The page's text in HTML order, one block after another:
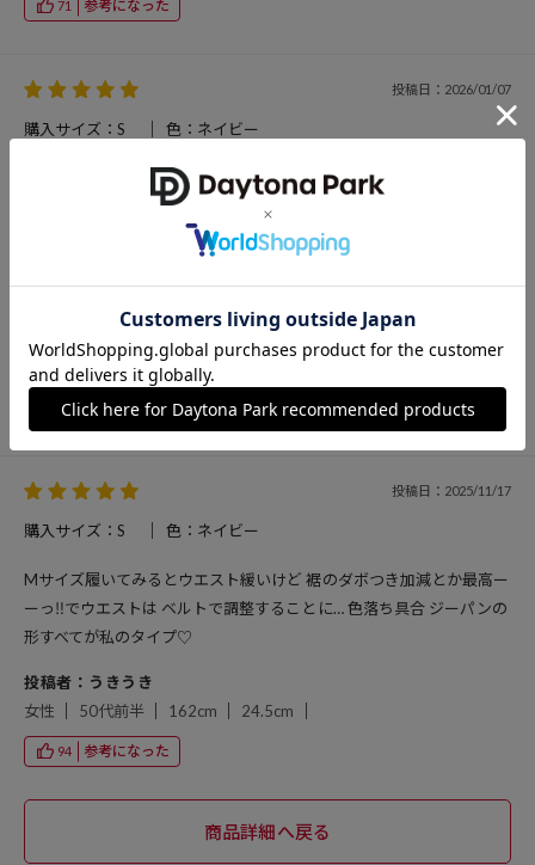
71 参考になった
投稿日：2026/01/07
購入サイズ：S 色：ネイビー
159cm、Sサイズで長さピッタリ！ラインも綺麗で買ってよかったで
す。お腹周りはお肉がついちゃってるので、余裕はなくジャスト！と
いう感じですが、お尻周りにはゆとりがあるので、見た目はスッキリ
ズで良かったです。
投稿者：みみこ
女性
40代後半 159cm
71 参考になった
投稿日：2025/11/17
購入サイズ：S 色：ネイビー
Mサイズ履いてみるとウエスト緩いけど 裾のダボつき加減とか最高ー
ーっ‼︎でウエストは ベルトで調整することに… 色落ち具合 ジーパンの
形すべてが私のタイプ♡
投稿者：うきうき
女性
50代前半 162cm 24.5cm
94 参考になった